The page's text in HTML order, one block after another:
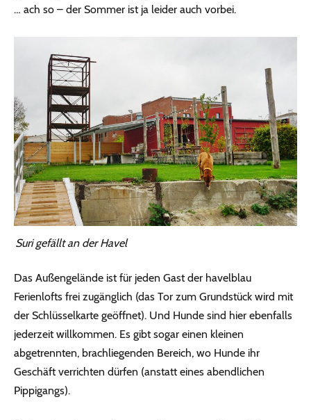
… ach so – der Sommer ist ja leider auch vorbei.
Suri gefällt an der Havel
Das Außengelände ist für jeden Gast der havelblau
Ferienlofts frei zugänglich (das Tor zum Grundstück wird mit
der Schlüsselkarte geöffnet). Und Hunde sind hier ebenfalls
jederzeit willkommen. Es gibt sogar einen kleinen
abgetrennten, brachliegenden Bereich, wo Hunde ihr
Geschäft verrichten dürfen (anstatt eines abendlichen
Pippigangs).